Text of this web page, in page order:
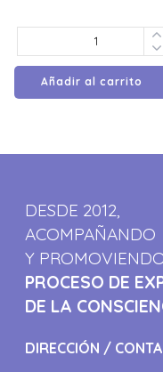
Añadir al carrito
DESDE 2012,
ACOMPAÑANDO
Y
PROCESO DE
DE LA
DIRECCIÓN /